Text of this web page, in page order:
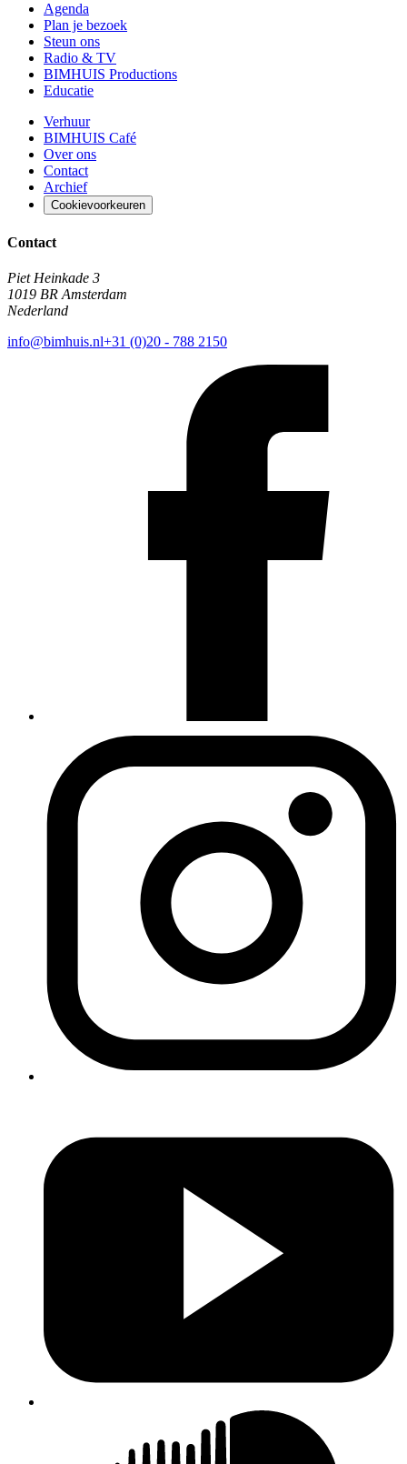
Agenda
Plan je bezoek
Steun ons
Radio & TV
BIMHUIS Productions
Educatie
Verhuur
BIMHUIS Café
Over ons
Contact
Archief
Cookievoorkeuren
Contact
Piet Heinkade 3
1019 BR Amsterdam
Nederland
info@bimhuis.nl+31 (0)20 - 788 2150